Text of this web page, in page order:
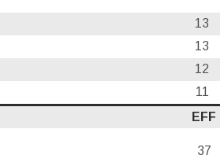
13
13
12
11
EFF
37